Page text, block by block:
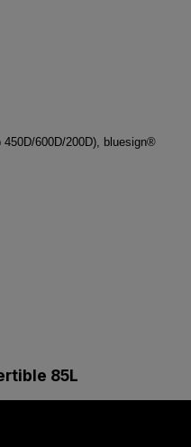
600D/200D), bluesign®
85L